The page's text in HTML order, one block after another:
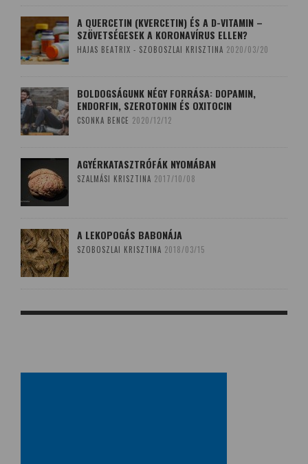
A QUERCETIN (KVERCETIN) ÉS A D-VITAMIN –
SZÖVETSÉGESEK A KORONAVÍRUS ELLEN?
HAJAS BEATRIX - SZOBOSZLAI KRISZTINA 2020/03/20
BOLDOGSÁGUNK NÉGY FORRÁSA: DOPAMIN,
ENDORFIN, SZEROTONIN ÉS OXITOCIN
CSONKA BENCE 2020/12/12
AGYÉRKATASZTRÓFÁK NYOMÁBAN
SZALMÁSI KRISZTINA 2017/10/08
A LEKOPOGÁS BABONÁJA
SZOBOSZLAI KRISZTINA 2018/03/15